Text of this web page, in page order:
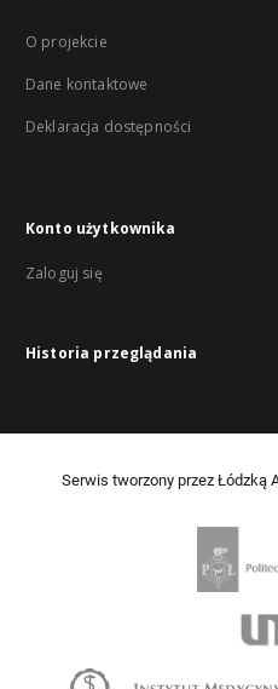
O projekcie
Dane kontaktowe
Deklaracja dostępności
Konto użytkownika
Zaloguj się
Historia przeglądania
Serwis tworzony przez Łódzką